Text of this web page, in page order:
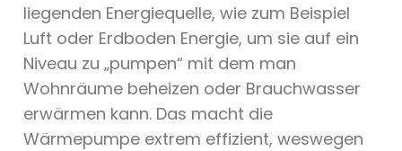
liegenden Energiequelle, wie zum Beispiel
Luft oder Erdboden Energie, um sie auf ein
Niveau zu „pumpen“ mit dem man
Wohnräume beheizen oder Brauchwasser
erwärmen kann. Das macht die
Wärmepumpe extrem effizient, weswegen